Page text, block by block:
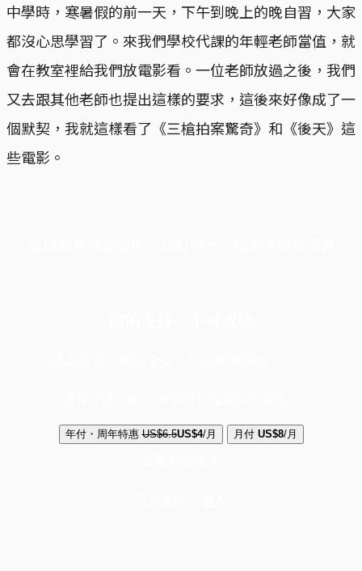
中學時，寒暑假的前一天，下午到晚上的晚自習，大家
都沒心思學習了。來我們學校代課的年輕老師當值，就
會在教室裡給我們放電影看。一位老師放過之後，我們
又去跟其他老師也提出這樣的要求，這後來好像成了一
個默契，我就這樣看了《三槍拍案驚奇》和《後天》這
些電影。
年付・周年特惠 US$6.5US$4/月 月付 US$8/月